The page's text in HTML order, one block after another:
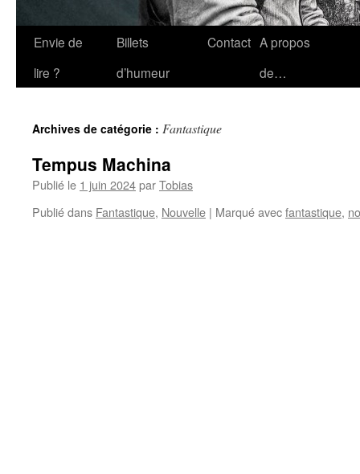
Envie de
lire ?
Billets
d’humeur
Contact A propos
de…
Archives de catégorie : Fantastique
Tempus Machina
Publié le 1 juin 2024parTobias
Publié dans Fantastique, Nouvelle | Marqué avecfantastique,